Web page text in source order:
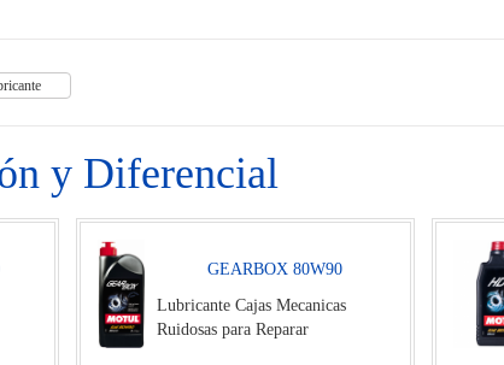
y Diferencial
GEARBOX 80W90
Lubricante Cajas Mecanicas
Ruidosas para Reparar